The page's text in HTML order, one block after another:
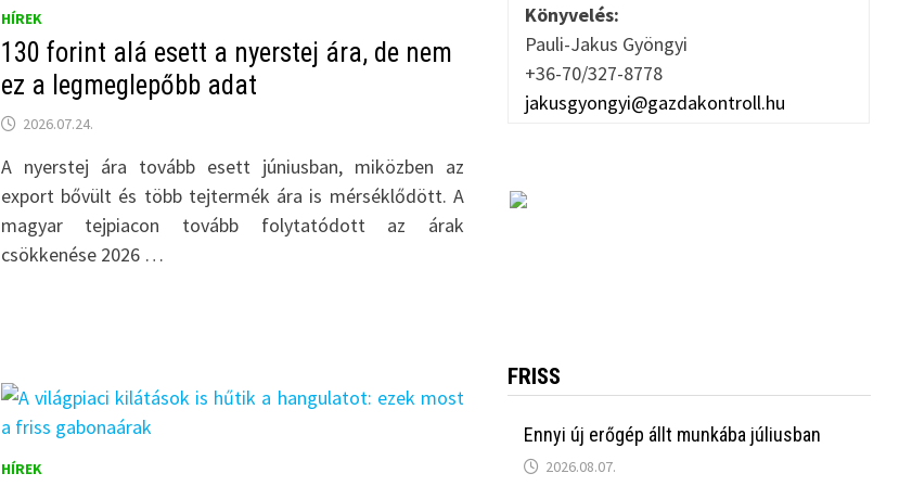
HÍREK
130 forint alá esett a nyerstej ára, de nem
ez a legmeglepőbb adat
2026.07.24.
A nyerstej ára tovább esett júniusban, miközben az
export bővült és több tejtermék ára is mérséklődött. A
magyar tejpiacon tovább folytatódott az árak
csökkenése 2026 …
HÍREK
Könyvelés:
Pauli-Jakus Gyöngyi
+36-70/327-8778
jakusgyongyi@gazdakontroll.hu
FRISS
Ennyi új erőgép állt munkába júliusban
2026.08.07.